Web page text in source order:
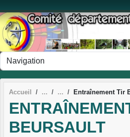
Accueil Entraînement Tir
BEURSAULT